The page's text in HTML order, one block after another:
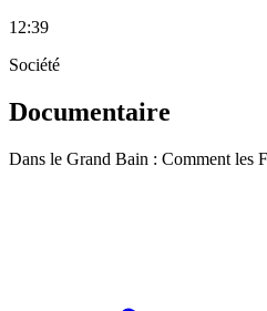
12:39
Société
Documentaire
Dans le Grand Bain : Comment les